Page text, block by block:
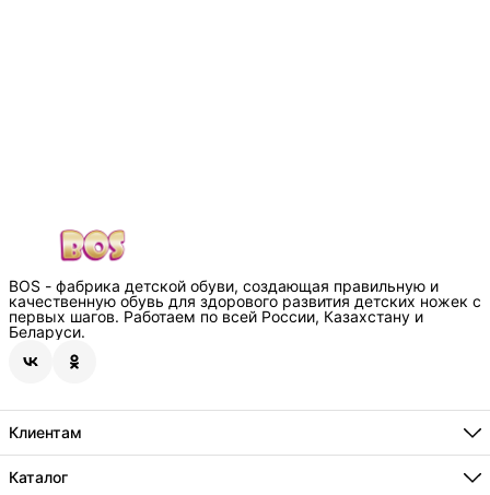
BOS - фабрика детской обуви, создающая правильную и
качественную обувь для здорового развития детских ножек с
первых шагов. Работаем по всей России, Казахстану и
Беларуси.
Клиентам
Способы оплаты
Где купить
Каталог